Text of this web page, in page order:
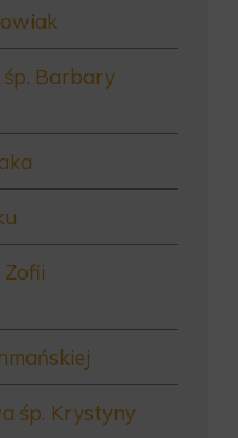
Barbary
Zofii
śp. Krystyny